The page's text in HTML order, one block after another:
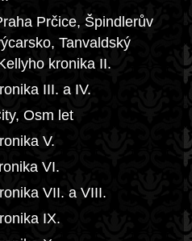
Prčice, Špindlerův
Tanvaldský
kronika II.
III. a IV.
Osm let
V.
VI.
VII. a VIII.
IX.